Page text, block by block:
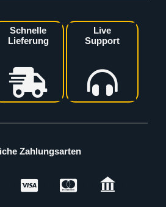
Schnelle
Lieferung
Live
Support
Zahlungsarten